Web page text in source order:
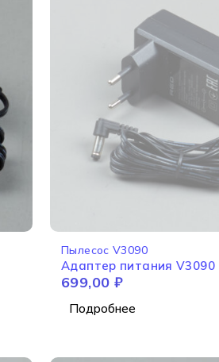
Пылесос V3090
Адаптер питания V3090
699,00 ₽
Подробнее